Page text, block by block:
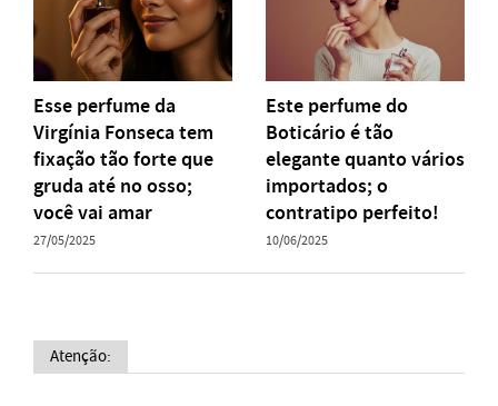
Esse perfume da
Virgínia Fonseca tem
fixação tão forte que
gruda até no osso;
você vai amar
27/05/2025
Este perfume do
Boticário é tão
elegante quanto vários
importados; o
contratipo perfeito!
10/06/2025
Atenção: